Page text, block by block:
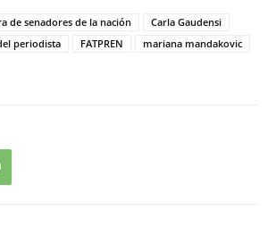
de senadores de la nación
Carla Gaudensi
periodista FATPREN
mariana mandakovic